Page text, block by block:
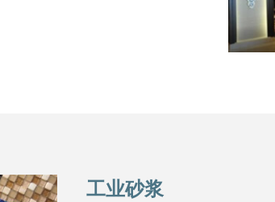
工业砂浆